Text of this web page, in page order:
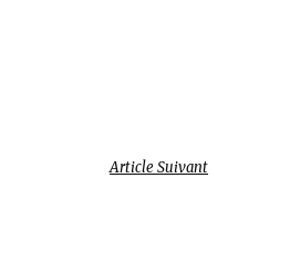
Article Suivant